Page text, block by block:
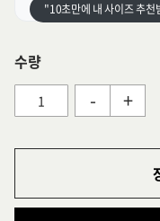
"10초만에 내 사이즈 추천
수량
- +